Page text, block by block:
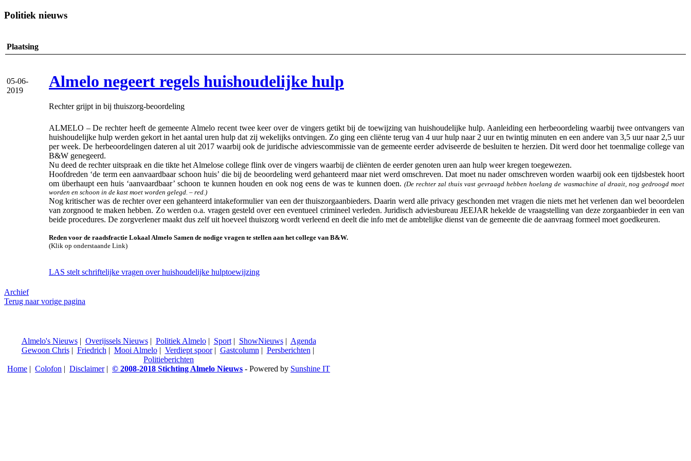
Politiek nieuws
Plaatsing
05-06-
2019
Almelo negeert regels huishoudelijke hulp
Rechter grijpt in bij thuiszorg-beoordeling
ALMELO – De rechter heeft de gemeente Almelo recent twee keer over de vingers getikt bij de toewijzing van huishoudelijke hulp. Aanleiding een herbeoordeling waarbij twee ontvangers van
huishoudelijke hulp werden gekort in het aantal uren hulp dat zij wekelijks ontvingen. Zo ging een cliënte terug van 4 uur hulp naar 2 uur en twintig minuten en een andere van 3,5 uur naar 2,5 uur
per week. De herbeoordelingen dateren al uit 2017 waarbij ook de juridische adviescommissie van de gemeente eerder adviseerde de besluiten te herzien. Dit werd door het toenmalige college van
B&W genegeerd.
Nu deed de rechter uitspraak en die tikte het Almelose college flink over de vingers waarbij de cliënten de eerder genoten uren aan hulp weer kregen toegewezen.
Hoofdreden ‘de term een aanvaardbaar schoon huis’ die bij de beoordeling werd gehanteerd maar niet werd omschreven. Dat moet nu nader omschreven worden waarbij ook een tijdsbestek hoort
om überhaupt een huis ‘aanvaardbaar’ schoon te kunnen houden en ook nog eens de was te kunnen doen. (De rechter zal thuis vast gevraagd hebben hoelang de wasmachine al draait, nog gedroogd moet
worden en schoon in de kast moet worden gelegd. – red.)
Nog kritischer was de rechter over een gehanteerd intakeformulier van een der thuiszorgaanbieders. Daarin werd alle privacy geschonden met vragen die niets met het verlenen dan wel beoordelen
van zorgnood te maken hebben. Zo werden o.a. vragen gesteld over een eventueel crimineel verleden. Juridisch adviesbureau JEEJAR hekelde de vraagstelling van deze zorgaanbieder in een van
beide procedures. De zorgverlener maakt dus zelf uit hoeveel thuiszorg wordt verleend en deelt die info met de ambtelijke dienst van de gemeente die de aanvraag formeel moet goedkeuren.
Reden voor de raadsfractie Lokaal Almelo Samen de nodige vragen te stellen aan het college van B&W.
(Klik op onderstaande Link)
LAS stelt schriftelijke vragen over huishoudelijke hulptoewijzing
Archief
Terug naar vorige pagina
Almelo's Nieuws| Overijssels Nieuws| Politiek Almelo| Sport| ShowNieuws| Agenda
Gewoon Chris| Friedrich| Mooi Almelo| Verdiept spoor| Gastcolumn| Persberichten|
Politieberichten
Home | Colofon | Disclaimer| © 2008-2018 Stichting Almelo Nieuws - Powered by Sunshine IT